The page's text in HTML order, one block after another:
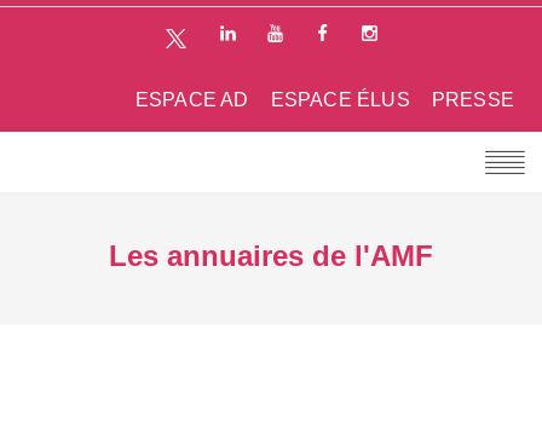
PRESSE
ESPACE ÉLUS
ESPACE AD
Les annuaires de l'AMF